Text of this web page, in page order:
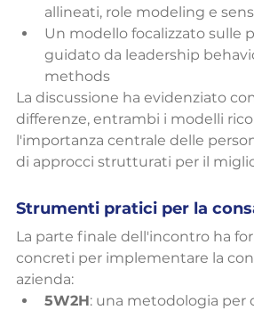
allineati, role modeling e
Un modello focalizzato sulle
guidato da leadership
methods
La discussione ha evidenziato
differenze, entrambi i modelli
l'importanza centrale delle
di approcci strutturati per il
Strumenti pratici per la
La parte finale dell'incontro ha
concreti per implementare la
azienda:
5W2H: una metodologia per